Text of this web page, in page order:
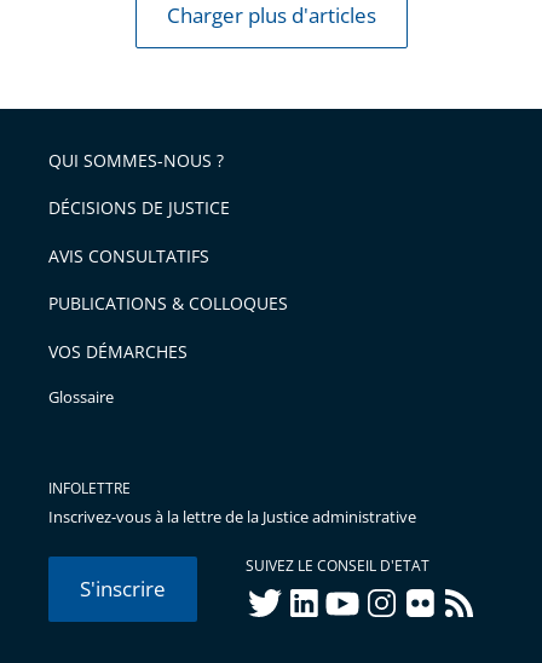
Charger plus d'articles
QUI SOMMES-NOUS ?
DÉCISIONS DE JUSTICE
AVIS CONSULTATIFS
PUBLICATIONS & COLLOQUES
VOS DÉMARCHES
Glossaire
INFOLETTRE
Inscrivez-vous à la lettre de la Justice administrative
S'inscrire
SUIVEZ LE CONSEIL D'ETAT
twitterlinkedInyoutubeinstagram
flickr rss